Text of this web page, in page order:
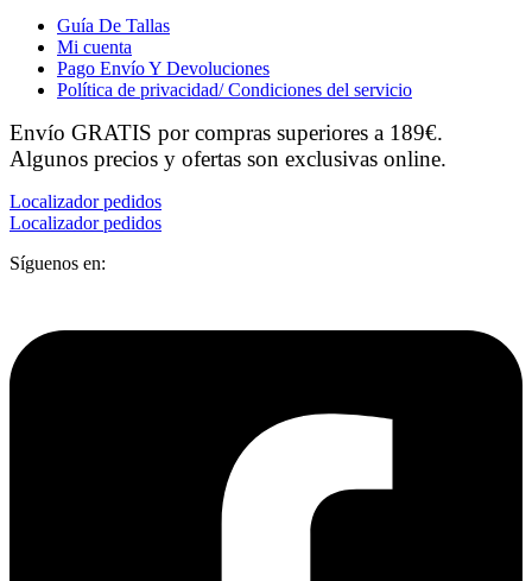
Guía De Tallas
Mi cuenta
Pago Envío Y Devoluciones
Política de privacidad/ Condiciones del servicio
Envío GRATIS por compras superiores a 189€.
Algunos precios y ofertas son exclusivas online.
Localizador pedidos
Localizador pedidos
Síguenos en: